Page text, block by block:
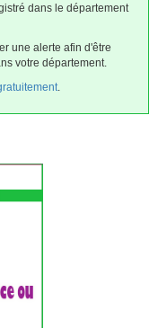
dans le département
une alerte afin d'être
votre département.